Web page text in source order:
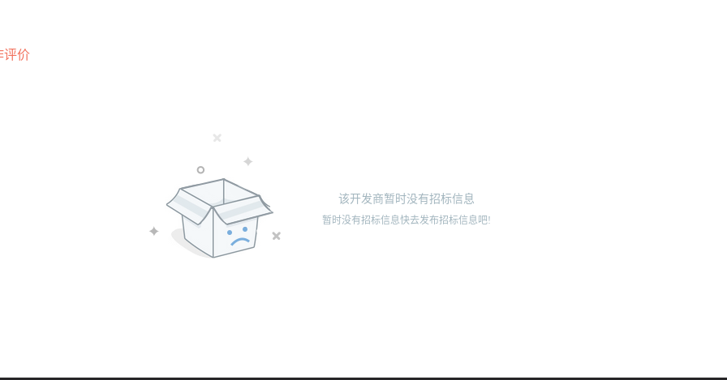
评价
该开发商暂时没有招标信息
暂时没有招标信息快去发布招标信息吧!